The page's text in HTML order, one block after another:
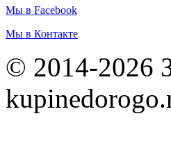
Мы в Facebook
Мы в Контакте
© 2014-2026